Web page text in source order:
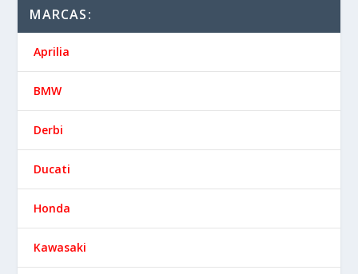
MARCAS:
Aprilia
BMW
Derbi
Ducati
Honda
Kawasaki